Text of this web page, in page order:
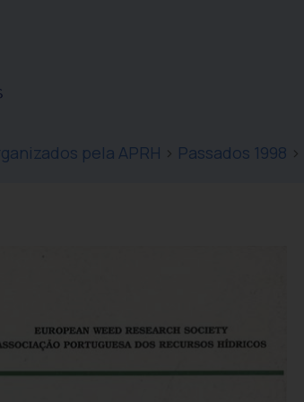
pela APRH > Passados 1998 >